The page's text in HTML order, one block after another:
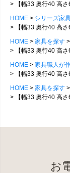
【幅33 奥行40 高
HOME
シリーズ家
【幅33 奥行40 高
HOME
家具を探す
【幅33 奥行40 高
HOME
家具職人が
【幅33 奥行40 高
HOME
家具を探す
【幅33 奥行40 高
お